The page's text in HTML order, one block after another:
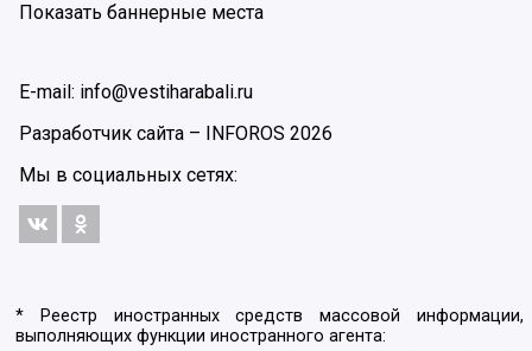
Показать баннерные места
E-mail: info@vestiharabali.ru
Разработчик сайта – INFOROS 2026
Мы в социальных сетях:
* Реестр иностранных средств массовой информации,
выполняющих функции иностранного агента: